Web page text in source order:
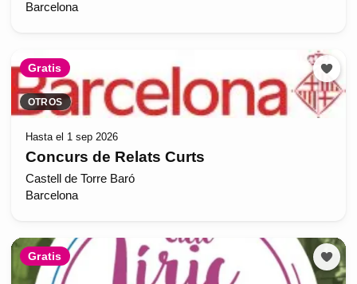
Barcelona
Gratis
OTROS
Hasta el 1 sep 2026
Concurs de Relats Curts
Castell de Torre Baró
Barcelona
Gratis